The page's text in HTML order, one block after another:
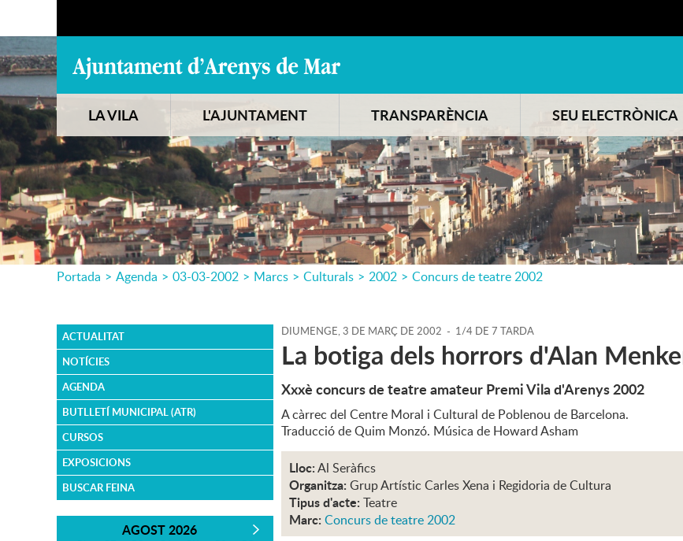
LA VILA L'AJUNTAMENT TRANSPARÈNCIA SEU ELECTRÒNICA
Portada > Agenda > 03-03-2002 > Marcs > Culturals > 2002 > Concurs de teatre 2002
ACTUALITAT
NOTÍCIES
AGENDA
BUTLLETÍ MUNICIPAL (ATR)
CURSOS
EXPOSICIONS
BUSCAR FEINA
AGOST 2026
DIUMENGE,3 DE MARÇ DE 2002 - 1/4 DE 7 TARDA
La botiga dels horrors d'Alan
Xxxè concurs de teatre amateur Premi Vila d'Arenys 2002
A càrrec del Centre Moral i Cultural de Poblenou de Barcelona.
Traducció de Quim Monzó. Música de Howard Asham
Lloc:Al Seràfics
Organitza: Grup Artístic Carles Xena i Regidoria de Cultura
Tipus d'acte: Teatre
Marc: Concurs de teatre 2002